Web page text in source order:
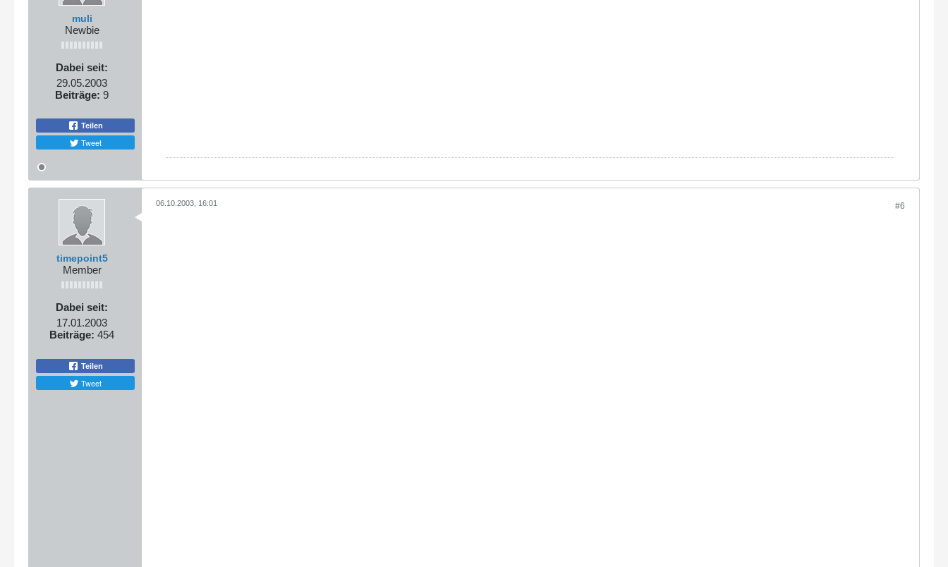
muli
Newbie
Dabei seit:
29.05.2003
Beiträge: 9
Teilen
Tweet
timepoint5
Member
Dabei seit:
17.01.2003
Beiträge: 454
Teilen
Tweet
#6
06.10.2003, 16:01